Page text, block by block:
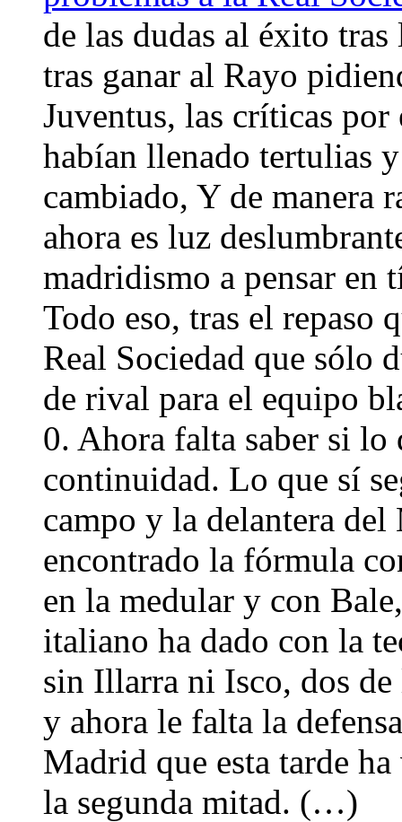
de las dudas al éxito
tras ganar al Rayo
Juventus, las críticas
habían llenado tertulias
cambiado, Y de manera
ahora es luz
madridismo a pensar
Todo eso, tras el repaso
Real Sociedad que sólo
de rival para el equipo
0. Ahora falta saber si lo
continuidad. Lo que sí
campo y la delantera
encontrado la fórmula
en la medular y con
italiano ha dado con la
sin Illarra ni Isco, dos
y ahora le falta la
Madrid que esta tarde
la segunda mitad. (…)